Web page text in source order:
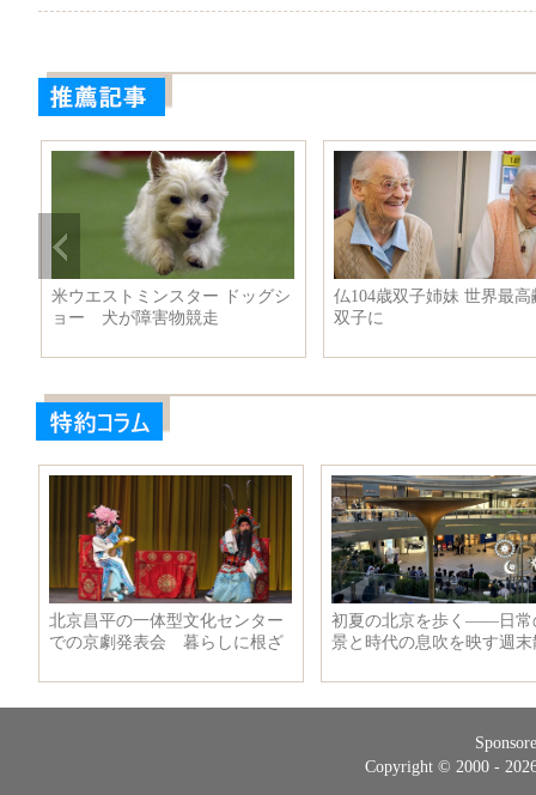
米ウエストミンスター ドッグシ
ョー 犬が障害物競走
仏104歳双子姉妹 世界最高
双子に
Copyright © 2000 -